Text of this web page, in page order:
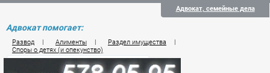
Адвокат, семейные дела
Адвокат помогает:
Развод | Алименты | Раздел имущества
|
Споры о детях (и опекунство)
Цены на услуги по семейному праву